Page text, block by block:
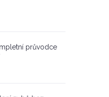
průvodce